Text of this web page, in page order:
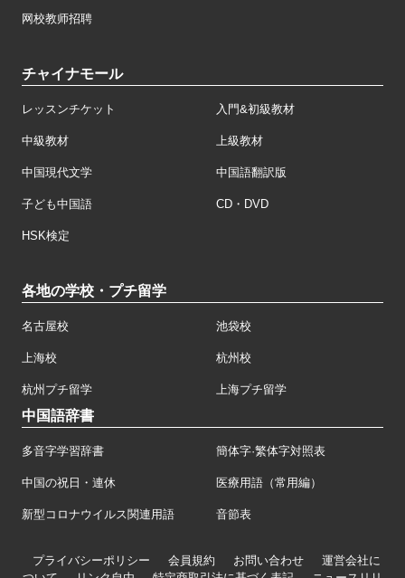
网校教师招聘
チャイナモール
レッスンチケット 入門&初級教材
中級教材 上級教材
中国現代文学 中国語翻訳版
子ども中国語 CD・DVD
HSK検定
各地の学校・プチ留学
名古屋校 池袋校
上海校 杭州校
杭州プチ留学 上海プチ留学
中国語辞書
多音字学習辞書 簡体字·繁体字対照表
中国の祝日・連休 医療用語（常用編）
新型コロナウイルス関連用語 音節表
プライバシーポリシー 会員規約 お問い合わせ
運営会社に